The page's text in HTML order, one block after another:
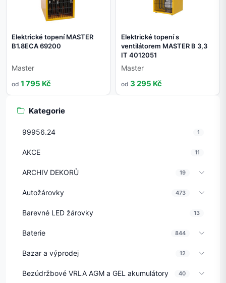
Elektrické topení MASTER
B1.8ECA 69200
Master
od 1 795 Kč
Elektrické topení s
ventilátorem MASTER B 3,3
IT 4012051
Master
od 3 295 Kč
Kategorie
99956.24 1
AKCE 11
ARCHIV DEKORŮ 19
Autožárovky 473
Barevné LED žárovky 13
Baterie 844
Bazar a výprodej 12
Bezúdržbové VRLA AGM a GEL akumulátory 40